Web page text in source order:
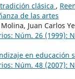
clásica ,
de las artes
Juan Carlos
Núm. 26 (1999):
en educación
Núm. 48 (2007):